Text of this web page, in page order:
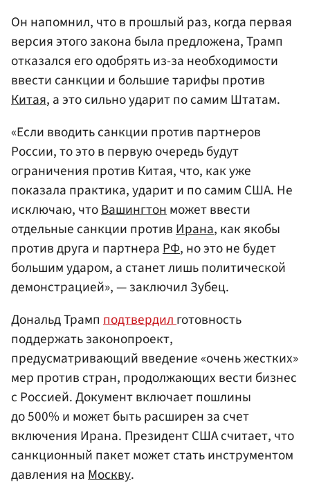
Он напомнил, что в прошлый раз, когда первая
версия этого закона была предложена, Трамп
отказался его одобрять из-за необходимости
ввести санкции и большие тарифы против
Китая, а это сильно ударит по самим Штатам.
«Если вводить санкции против партнеров
России, то это в первую очередь будут
ограничения против Китая, что, как уже
показала практика, ударит и по самим США. Не
исключаю, чтоВашингтонможет ввести
отдельные санкции противИрана, как якобы
против друга и партнераРФ, но это не будет
большим ударом, а станет лишь политической
демонстрацией», — заключил Зубец.
Дональд Трамп подтвердилготовность
поддержать законопроект,
предусматривающий введение «очень жестких»
мер против стран, продолжающих вести бизнес
с Россией. Документ включает пошлины
до 500% и может быть расширен за счет
включения Ирана. Президент США считает, что
санкционный пакет может стать инструментом
давления наМоскву.